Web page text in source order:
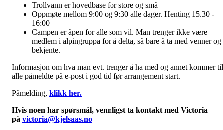
Trollvann er hovedbase for store og små
Oppmøte mellom 9:00 og 9:30 alle dager. Henting 15.30 -
16:00
Campen er åpen for alle som vil. Man trenger ikke være
medlem i alpingruppa for å delta, så bare å ta med venner og
bekjente.
Informasjon om hva man evt. trenger å ha med og annet kommer til
alle påmeldte på e-post i god tid før arrangement start.
Påmelding, klikk her.
Hvis noen har spørsmål, vennligst ta kontakt med Victoria
på victoria@kjelsaas.no